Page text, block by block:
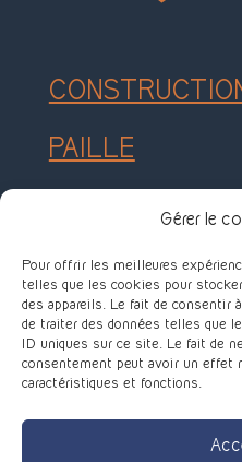
Gérer le
Pour offrir les meilleures
telles que les cookies pour
des appareils. Le fait de consentir
de traiter des données telles que
ID uniques sur ce site. Le fait de
consentement peut avoir un effet
caractéristiques et fonctions.
PAILLE
CHARPENTE /
ISOLATION